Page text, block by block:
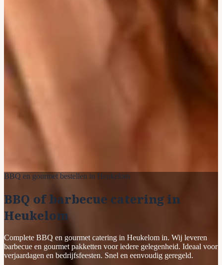
BBQ en gourmet bestellen in Heukelom
BBQ of barbecue catering in
Heukelom
Complete BBQ en gourmet catering in Heukelom in. Wij leveren
barbecue en gourmet pakketten voor iedere gelegenheid. Ideaal voor
verjaardagen en bedrijfsfeesten. Snel en eenvoudig geregeld.